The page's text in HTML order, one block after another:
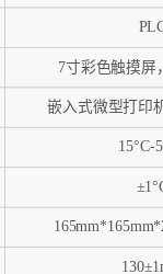
7寸彩色触摸屏
嵌入式微型打印
15°C-